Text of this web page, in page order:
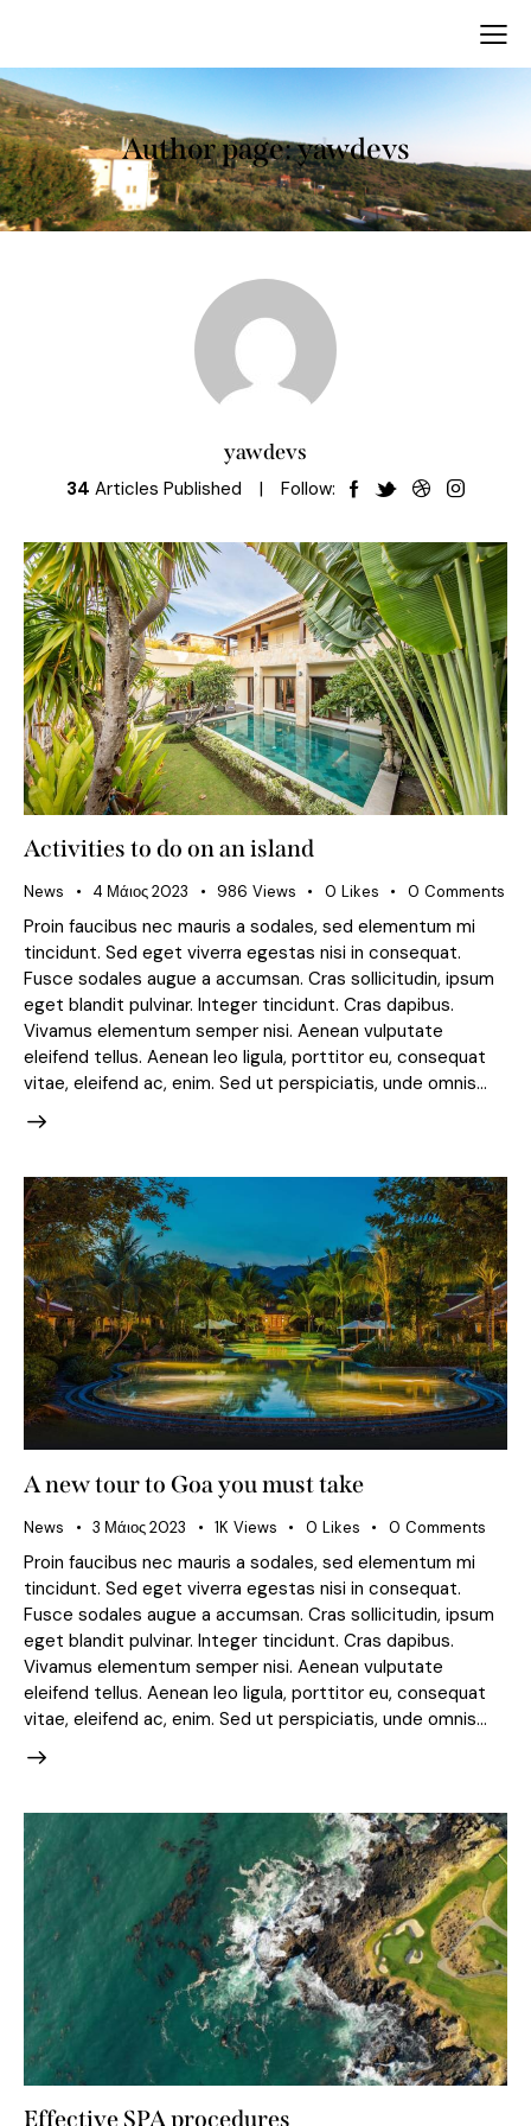
Author page: yawdevs
yawdevs
34 Articles Published Follow:
Activities to do on an island
News 4 Μάιος 2023 986 Views 0 Likes 0 Comments
Proin faucibus nec mauris a sodales, sed elementum mi
tincidunt. Sed eget viverra egestas nisi in consequat.
Fusce sodales augue a accumsan. Cras sollicitudin, ipsum
eget blandit pulvinar. Integer tincidunt. Cras dapibus.
Vivamus elementum semper nisi. Aenean vulputate
eleifend tellus. Aenean leo ligula, porttitor eu, consequat
vitae, eleifend ac, enim. Sed ut perspiciatis, unde omnis…
A new tour to Goa you must take
News 3 Μάιος 2023 1K Views 0 Likes 0 Comments
Proin faucibus nec mauris a sodales, sed elementum mi
tincidunt. Sed eget viverra egestas nisi in consequat.
Fusce sodales augue a accumsan. Cras sollicitudin, ipsum
eget blandit pulvinar. Integer tincidunt. Cras dapibus.
Vivamus elementum semper nisi. Aenean vulputate
eleifend tellus. Aenean leo ligula, porttitor eu, consequat
vitae, eleifend ac, enim. Sed ut perspiciatis, unde omnis…
Effective SPA procedures